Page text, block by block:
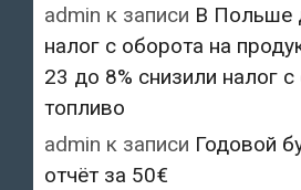
admin к записи В Польше
налог с оборота на
23 до 8% снизили налог
топливо
admin к записи Годовой
отчёт за 50€